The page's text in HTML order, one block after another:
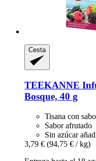
Cesta
TEEKANNE
Bosque, 40 g
Tisana con
Sabor afrutado
Sin azúcar
3,79 € (94,75 € / kg)